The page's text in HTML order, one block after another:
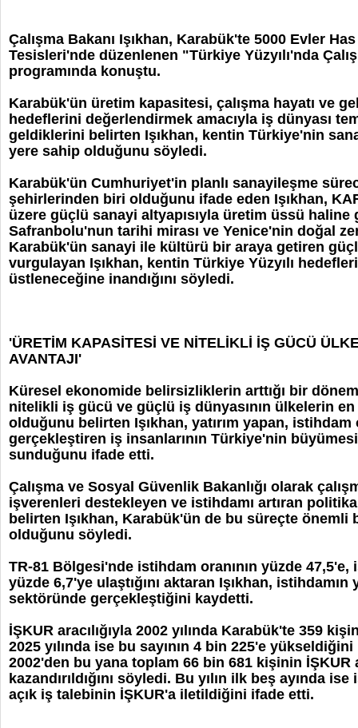
Çalışma Bakanı Işıkhan, Karabük'te 5000 Evler
Tesisleri'nde düzenlenen "Türkiye Yüzyılı'nda
programında konuştu.
Karabük'ün üretim kapasitesi, çalışma hayatı ve
hedeflerini değerlendirmek amacıyla iş dünyası
geldiklerini belirten Işıkhan, kentin Türkiye'nin
yere sahip olduğunu söyledi.
Karabük'ün Cumhuriyet'in planlı sanayileşme
şehirlerinden biri olduğunu ifade eden Işıkhan,
üzere güçlü sanayi altyapısıyla üretim üssü
Safranbolu'nun tarihi mirası ve Yenice'nin doğal
Karabük'ün sanayi ile kültürü bir araya getiren
vurgulayan Işıkhan, kentin Türkiye Yüzyılı
üstleneceğine inandığını söyledi.
'ÜRETİM KAPASİTESİ VE NİTELİKLİ İŞ GÜCÜ
AVANTAJI'
Küresel ekonomide belirsizliklerin arttığı bir
nitelikli iş gücü ve güçlü iş dünyasının ülkelerin en
olduğunu belirten Işıkhan, yatırım yapan,
gerçekleştiren iş insanlarının Türkiye'nin
sunduğunu ifade etti.
Çalışma ve Sosyal Güvenlik Bakanlığı olarak
işverenleri destekleyen ve istihdamı artıran
belirten Işıkhan, Karabük'ün de bu süreçte önemli
olduğunu söyledi.
TR-81 Bölgesi'nde istihdam oranının yüzde 47,5'e,
yüzde 6,7'ye ulaştığını aktaran Işıkhan,
sektöründe gerçekleştiğini kaydetti.
İŞKUR aracılığıyla 2002 yılında Karabük'te 359
2025 yılında ise bu sayının 4 bin 225'e
2002'den bu yana toplam 66 bin 681 kişinin İŞKUR
kazandırıldığını söyledi. Bu yılın ilk beş ayında
açık iş talebinin İŞKUR'a iletildiğini ifade etti.